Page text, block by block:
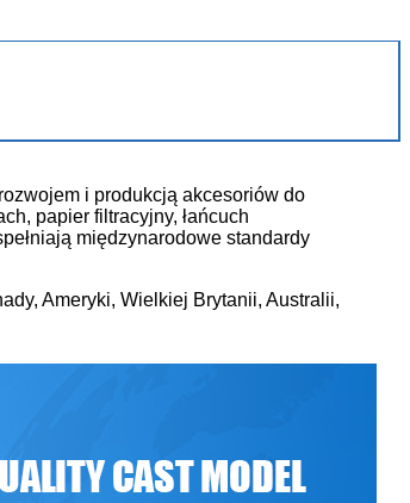
i produkcją akcesoriów do
papier filtracyjny, łańcuch
międzynarodowe standardy
Ameryki, Wielkiej Brytanii, Australii,